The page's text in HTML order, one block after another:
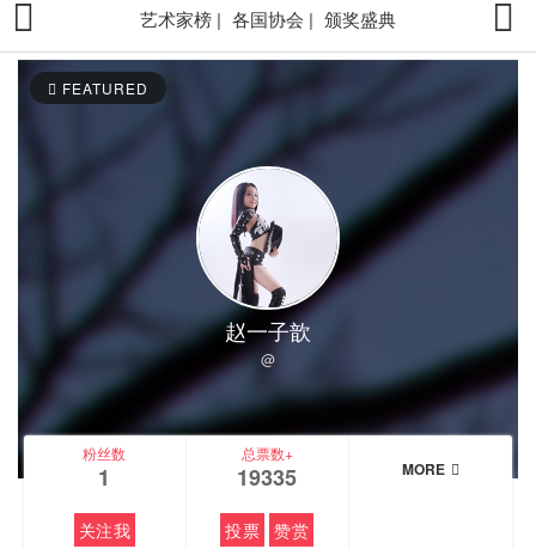
艺术家榜 | 各国协会 | 颁奖盛典
FEATURED
赵一子歆
@
粉丝数
1
关注我
总票数+
19335
投票 赞赏
MORE